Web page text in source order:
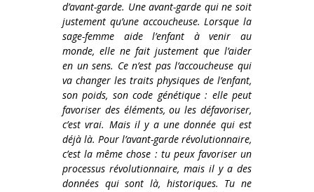
d’avant-garde. Une avant-garde qui ne soit
justement qu’une accoucheuse. Lorsque la
sage-femme aide l’enfant à venir au
monde, elle ne fait justement que l’aider
en un sens. Ce n’est pas l’accoucheuse qui
va changer les traits physiques de l’enfant,
son poids, son code génétique : elle peut
favoriser des éléments, ou les défavoriser,
c’est vrai. Mais il y a une donnée qui est
déjà là. Pour l’avant-garde révolutionnaire,
c’est la même chose : tu peux favoriser un
processus révolutionnaire, mais il y a des
données qui sont là, historiques. Tu ne